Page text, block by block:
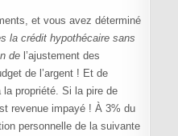
et vous avez déterminé
la crédit hypothécaire sans
del’ajustement des
de l’argent ! Et de
propriété. Si la pire de
revenue impayé ! À 3% du
personnelle de la suivante